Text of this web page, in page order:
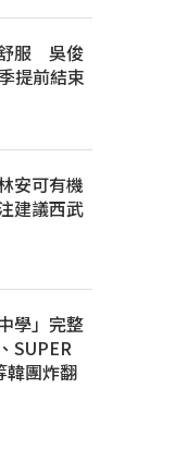
服 吳俊
提前結束
安可有機
建議西武
學」完整
SUPER
韓團炸翻